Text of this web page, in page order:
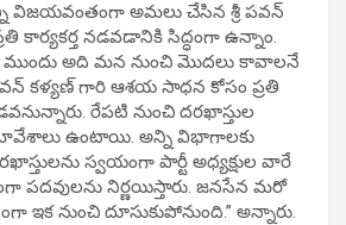
విజయవంతంగా అమలు చేసిన శ్రీ పవన్
కార్యకర్త నడవడానికి సిద్ధంగా ఉన్నాం.
ముందు అది మన నుంచి మొదలు కావాలనే
కళ్యణ్ గారి ఆశయ సాధన కోసం ప్రతి
రేపటి నుంచి దరఖాస్తుల
ఉంటాయి. అన్ని విభాగాలకు
స్వయంగా పార్టీ అధ్యక్షుల వారే
పదవులను నిర్ణయిస్తారు. జనసేన మరో
ఇక నుంచి దూసుకుపోనుంది.’’ అన్నారు.